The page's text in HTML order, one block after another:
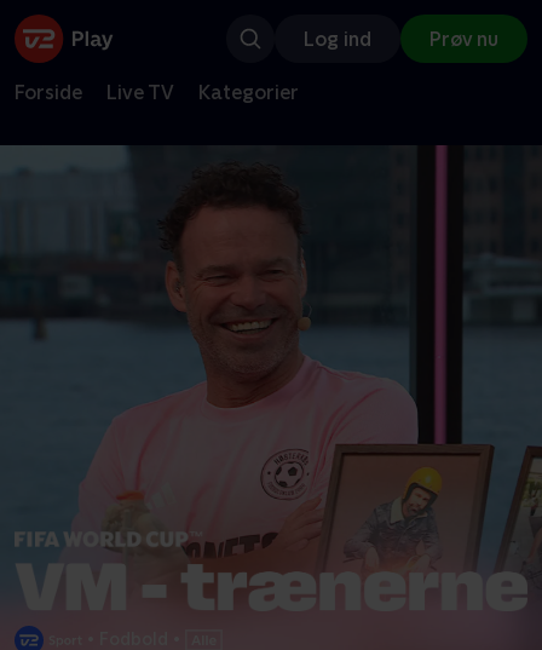
Log ind Prøv nu
Forside Live TV Kategorier